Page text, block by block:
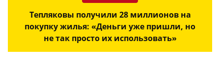
Тепляковы получили 28 миллионов на
покупку жилья: «Деньги уже пришли, но
не так просто их использовать»